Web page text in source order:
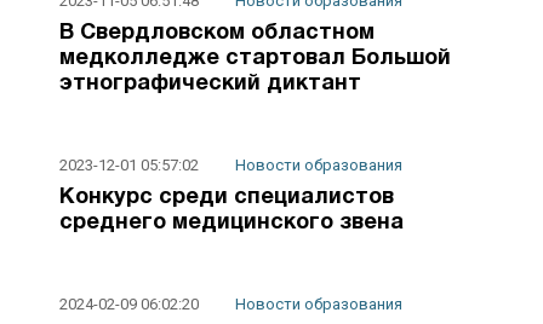
В Свердловском областном
медколледже стартовал Большой
этнографический диктант
2023-12-01 05:57:02 Новости образования
Конкурс среди специалистов
среднего медицинского звена
2024-02-09 06:02:20 Новости образования